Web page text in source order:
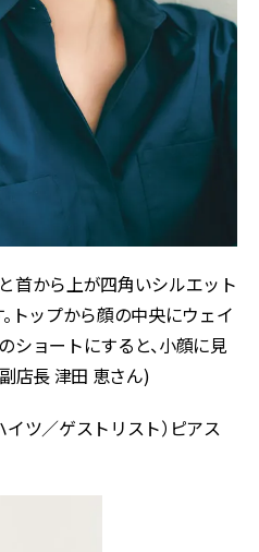
首から上が四角いシルエット
トップから顔の中央にウェイ
ショートにすると、小顔に見
店長 津田 恵さん)
ツ／ゲストリスト）ピアス